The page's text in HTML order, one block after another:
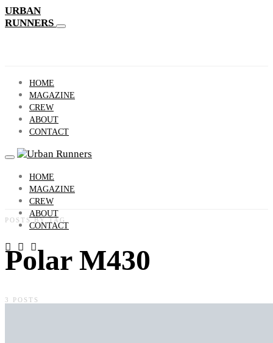
URBAN
RUNNERS
HOME
MAGAZINE
CREW
ABOUT
CONTACT
HOME
MAGAZINE
CREW
ABOUT
CONTACT
POSTS BY TAG
Polar M430
3 POSTS